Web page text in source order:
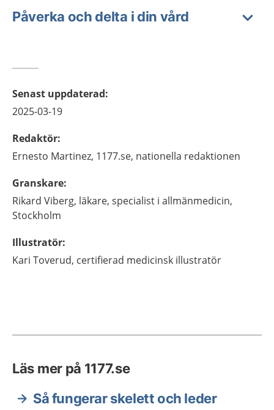
Påverka och delta i din vård
Senast uppdaterad:
2025-03-19
Redaktör:
Ernesto Martinez, 1177.se, nationella redaktionen
Granskare:
Rikard Viberg, läkare, specialist i allmänmedicin,
Stockholm
Illustratör:
Kari Toverud, certifierad medicinsk illustratör
Läs mer på 1177.se
Så fungerar skelett och leder